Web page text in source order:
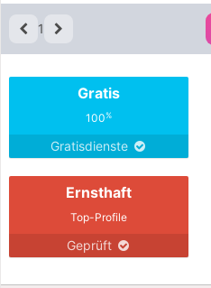
1
Gratis
100%
Gratisdienste
Ernsthaft
Top-Profile
Geprüft